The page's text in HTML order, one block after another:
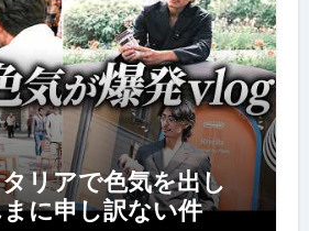
リアで色気を出し
に申し訳ない件